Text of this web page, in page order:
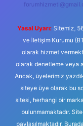
Yasal Uyarı: Sitemiz,
ve İletişim Kurumu
olarak hizmet
olarak denetleme veya
Ancak, üyelerimiz
siteye üye olarak bu
sitesi, herhangi bir
bulunmamaktadır.
paylaşılmaktadır.